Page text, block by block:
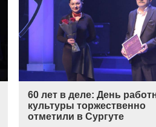
60 лет в деле: День
культуры торжественно
отметили в Сургуте